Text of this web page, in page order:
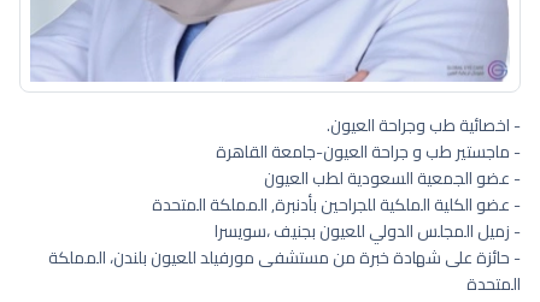
- اخصائية طب وجراحة العيون.
- ماجستير طب و جراحة العيون-جامعة القاهرة
- عضو الجمعية السعودية لطب العيون
- عضو الكلية الملكية للجراحين بأدنبرة, المملكة المتحدة
- زميل المجلس الدولي للعيون بجنيف ،سويسرا
- حائزة على شهادة خبرة من مستشفى مورفيلد للعيون بلندن، المملكة
المتحدة